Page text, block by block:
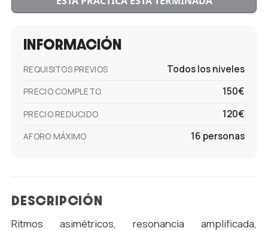
INFORMACIÓN
REQUISITOS PREVIOS Todos los niveles
PRECIO COMPLETO 150€
PRECIO REDUCIDO 120€
AFORO MÁXIMO 16 personas
DESCRIPCIÓN
Ritmos asimétricos, resonancia amplificada,